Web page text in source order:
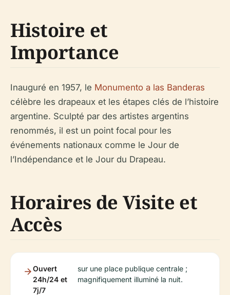
Histoire et
Importance
Inauguré en 1957, le Monumento a las Banderas
célèbre les drapeaux et les étapes clés de l’histoire
argentine. Sculpté par des artistes argentins
renommés, il est un point focal pour les
événements nationaux comme le Jour de
l’Indépendance et le Jour du Drapeau.
Horaires de Visite et
Accès
Ouvert
24h/24 et
7j/7
sur une place publique centrale ;
magnifiquement illuminé la nuit.